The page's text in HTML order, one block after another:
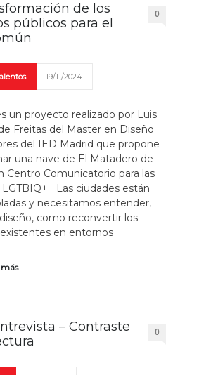
de los
públicos para el
0
19/11/2024
un proyecto realizado por Luis
Freitas del Master en Diseño
del IED Madrid que propone
una nave de El Matadero de
Centro Comunicatorio para las
LGTBIQ+ Las ciudades están
y necesitamos entender,
como reconvertir los
en entornos
más
– Contraste
0